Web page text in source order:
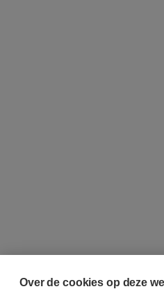
Over de cookies op deze